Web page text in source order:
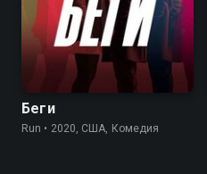
6.5 6.2
Беги
Run • 2020, США, Комедия